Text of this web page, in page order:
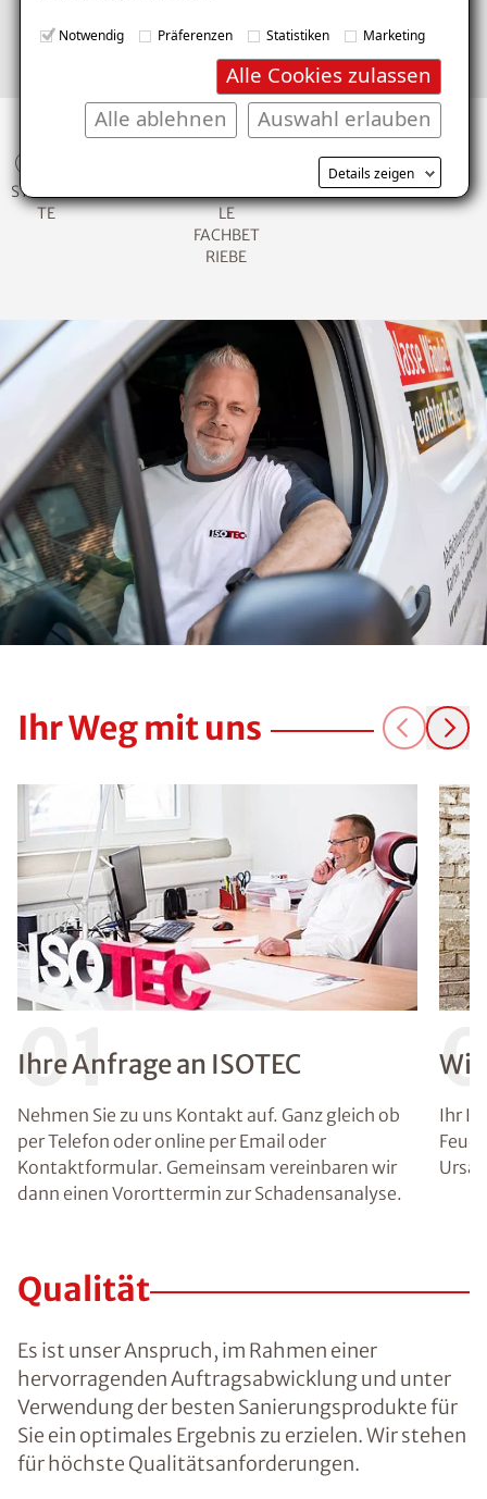
Notwendig Präferenzen Statistiken Marketing
Alle Cookies zulassen
Auswahl erlauben
Alle ablehnen
Details zeigen
STANDOR
TE
LE
FACHBET
RIEBE
Ihr Weg mit uns
01
Ihre Anfrage an ISOTEC
Nehmen Sie zu uns Kontakt auf. Ganz gleich ob
per Telefon oder online per Email oder
Kontaktformular. Gemeinsam vereinbaren wir
dann einen Vororttermin zur Schadensanalyse.
Wir
Ihr
Qualität
Es ist unser Anspruch, im Rahmen einer
hervorragenden Auftragsabwicklung und unter
Verwendung der besten Sanierungsprodukte für
Sie ein optimales Ergebnis zu erzielen. Wir stehen
für höchste Qualitätsanforderungen.